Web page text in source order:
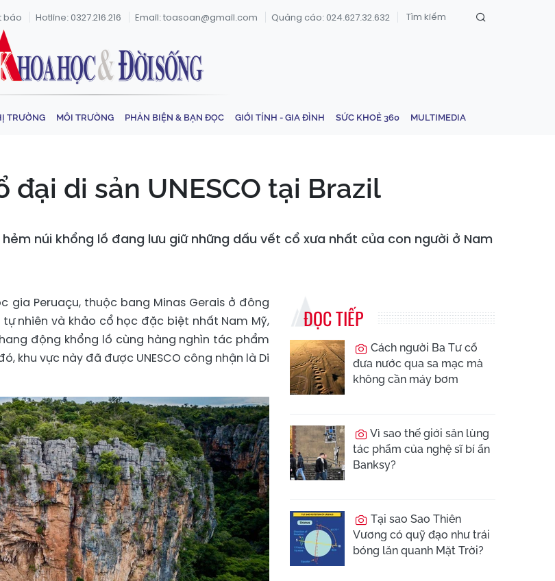
báo Hotline: 0327.216.216 Email: toasoan@gmail.com Quảng cáo: 024.627.32.632
TRƯỜNG MÔI TRƯỜNG PHẢN BIỆN & BẠN ĐỌC GIỚI TÍNH - GIA ĐÌNH SỨC KHOẺ 360 MULTIMEDIA
di sản UNESCO tại Brazil
núi khổng lồ đang lưu giữ những dấu vết cổ xưa nhất của con người ở Nam
gia Peruaçu, thuộc bang Minas Gerais ở đông
nhiên và khảo cổ học đặc biệt nhất Nam Mỹ,
động khổng lồ cùng hàng nghìn tác phẩm
khu vực này đã được UNESCO công nhận là Di
ĐỌC TIẾP
Cách người Ba Tư cổ
đưa nước qua sa mạc mà
không cần máy bơm
Vì sao thế giới săn lùng
tác phẩm của nghệ sĩ bí ẩn
Banksy?
Tại sao Sao Thiên
Vương có quỹ đạo như trái
bóng lăn quanh Mặt Trời?